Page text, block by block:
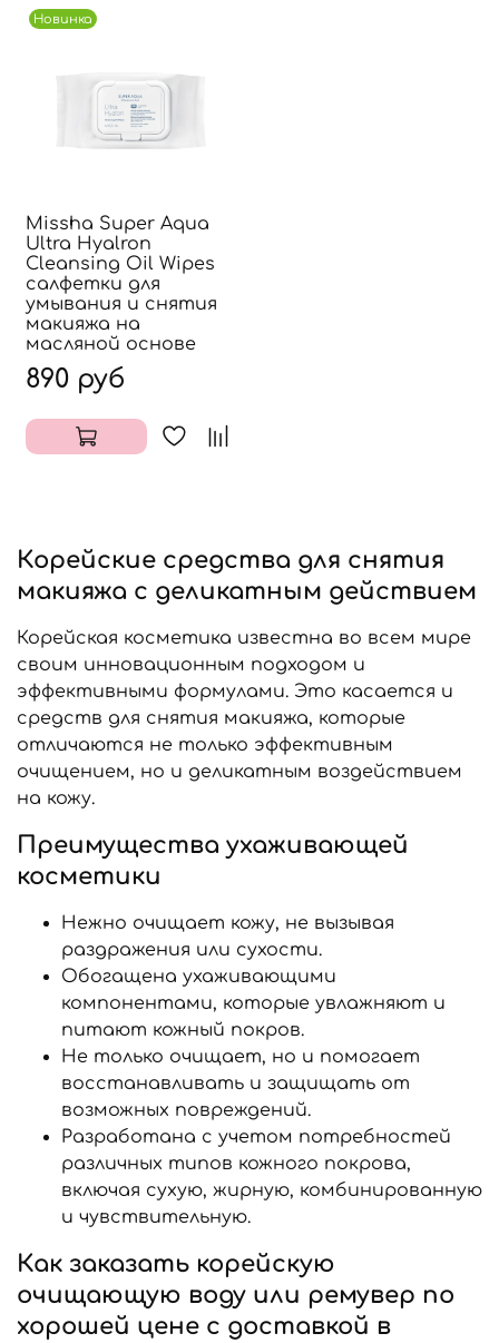
Новинка
Missha Super Aqua
Ultra Hyalron
Cleansing Oil Wipes
салфетки для
умывания и снятия
макияжа на
масляной основе
890 руб
Корейские средства для снятия
макияжа с деликатным действием
Корейская косметика известна во всем мире
своим инновационным подходом и
эффективными формулами. Это касается и
средств для снятия макияжа, которые
отличаются не только эффективным
очищением, но и деликатным воздействием
на кожу.
Преимущества ухаживающей
косметики
Нежно очищает кожу, не вызывая
раздражения или сухости.
Обогащена ухаживающими
компонентами, которые увлажняют и
питают кожный покров.
Не только очищает, но и помогает
восстанавливать и защищать от
возможных повреждений.
Разработана с учетом потребностей
различных типов кожного покрова,
включая сухую, жирную, комбинированную
и чувствительную.
Как заказать корейскую
очищающую воду или ремувер по
хорошей цене с доставкой в